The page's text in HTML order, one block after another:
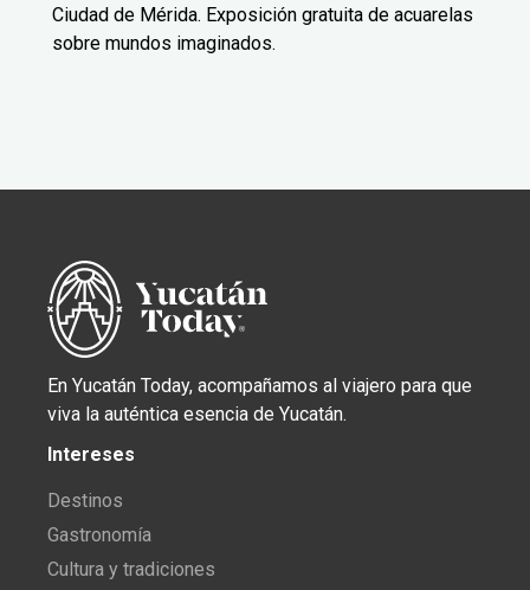
Ciudad de Mérida. Exposición gratuita de acuarelas
sobre mundos imaginados.
En Yucatán Today, acompañamos al viajero para que
viva la auténtica esencia de Yucatán.
Intereses
Destinos
Gastronomía
Cultura y tradiciones